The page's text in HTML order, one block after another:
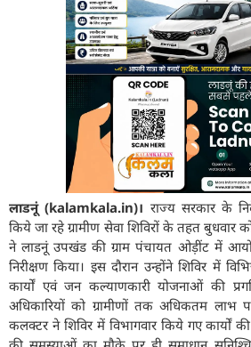
लाडनूं (kalamkala.in)। राज्य सरकार के
किये जा रहे ग्रामीण सेवा शिविरों के तहत
ने लाडनूं उपखंड की ग्राम पंचायत ओड़ींट में
निरीक्षण किया। इस दौरान उन्होंने शिविर में
कार्यों एवं जन कल्याणकारी योजनाओं की
अधिकारियों को ग्रामीणों तक अधिकतम लाभ
कलक्टर ने शिविर में विभागवार किये गए कार्यों